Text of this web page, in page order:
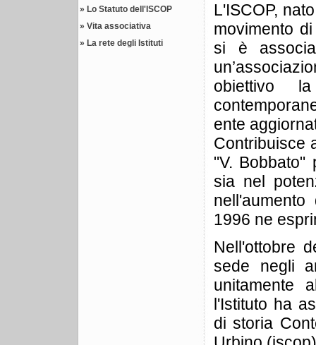
» Lo Statuto dell'ISCOP
» Vita associativa
» La rete degli Istituti
L'ISCOP,
movimento
si è
obiettivo
ente
Contribuisce
"V. Bobbato"
sia nel
1996 ne
Nell'ottobre
sede negli
unitamente
l'Istituto ha
di storia